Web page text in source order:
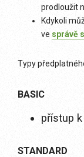
prodloužit
Kdykoli
ve správě
Typy
BASIC
přístup k
STANDARD